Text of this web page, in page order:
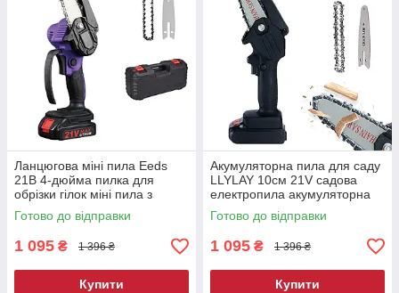
Ланцюгова міні пила Eeds
21В 4-дюйма пилка для
обрізки гілок міні пила з
акумулятором
Готово до відправки
1 095 ₴ 1 396 ₴
Купити
Акумуляторна пила для саду
LLYLAY 10см 21V садова
електропила акумуляторна
бездротова міні пила
Готово до відправки
1 095 ₴ 1 396 ₴
Купити